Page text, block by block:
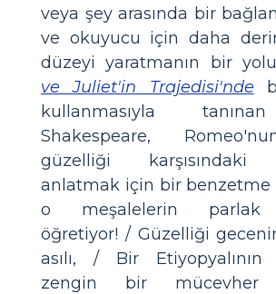
veya şey arasında bir
ve okuyucu için daha
düzeyi yaratmanın bir
ve Juliet'in Trajedisi'nde
kullanmasıyla
Shakespeare,
güzelliği karşısındaki
anlatmak için bir benzetme
o meşalelerin parlak
öğretiyor! / Güzelliği
asılı, / Bir Etiyopyalının
zengin bir mücevher